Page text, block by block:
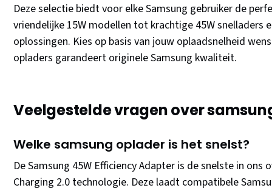
Deze selectie biedt voor elke Samsung gebruiker de
vriendelijke 15W modellen tot krachtige 45W snelladers
oplossingen. Kies op basis van jouw oplaadsnelheid
opladers garandeert originele Samsung kwaliteit.
Veelgestelde vragen over
Welke samsung oplader is het snelst?
De Samsung 45W Efficiency Adapter is de snelste in ons
Charging 2.0 technologie. Deze laadt compatibele